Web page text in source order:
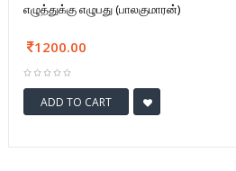
எழுத்துக்கு எழுபது (பாலகுமாரன்)
1200.00
ADD TO CART